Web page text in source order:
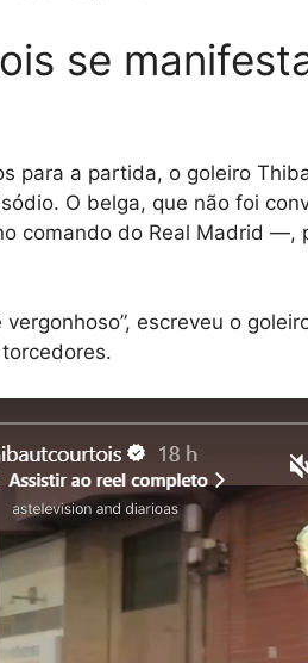
se
para a partida, o goleiro
O belga, que não foi
comando do Real Madrid —,
vergonhoso”, escreveu o